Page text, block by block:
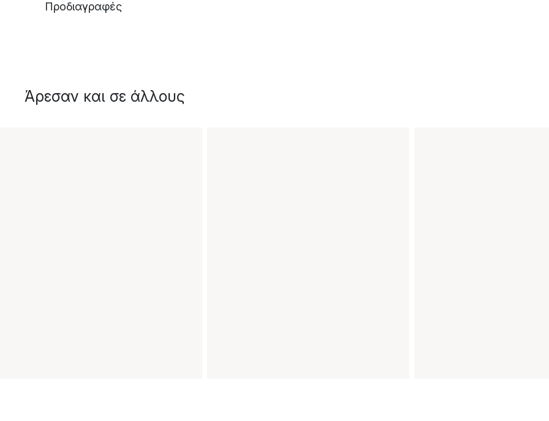
Προδιαγραφές
Άρεσαν και σε άλλους